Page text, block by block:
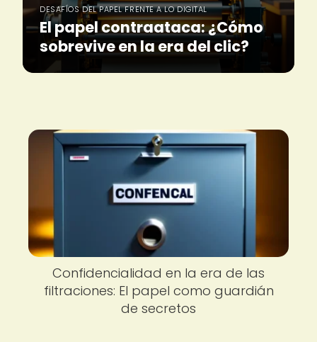
DESAFÍOS DEL PAPEL FRENTE A LO DIGITAL
El papel contraataca: ¿Cómo
sobrevive en la era del clic?
Confidencialidad en la era de las
filtraciones: El papel como guardián
de secretos